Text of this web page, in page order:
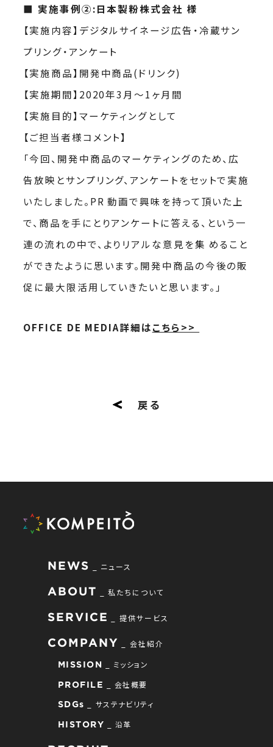
■ 実施事例②:日本製粉株式会社 様
【実施内容】デジタルサイネージ広告・冷蔵サン
プリング・アンケート
【実施商品】開発中商品(ドリンク)
【実施期間】2020年3月〜1ヶ月間
【実施目的】マーケティングとして
【ご担当者様コメント】
「今回、開発中商品のマーケティングのため、広
告放映とサンプリング、アンケートをセットで実施
いたしました。PR 動画で興味を持って頂いた上
で、商品を手にとりアンケートに答える、という一
連の流れの中で、よりリアルな意見を集 めること
ができたように思います。開発中商品の今後の販
促に最大限活用していきたいと思います。」
OFFICE DE MEDIA詳細はこちら>>
戻る
NEWS ニュース
ABOUT 私たちについて
SERVICE 提供サービス
COMPANY 会社紹介
MISSION ミッション
PROFILE 会社概要
SDGs サステナビリティ
HISTORY 沿革